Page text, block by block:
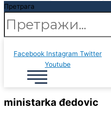
Претрага
Facebook Instagram Twitter
Youtube
ministarka đedovic